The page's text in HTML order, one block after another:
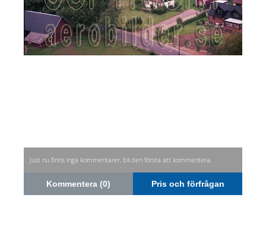
Just nu finns inga kommentarer, bli den första att kommentera.
Kommentera (0) Pris och förfrågan